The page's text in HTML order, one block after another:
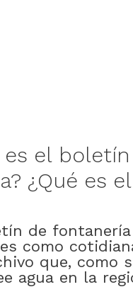
es el boletín
? ¿Qué es el
de fontanería
es como
que, como
agua en la